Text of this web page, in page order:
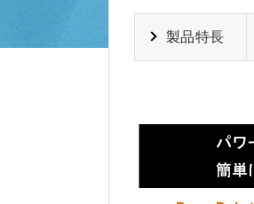
製品特長